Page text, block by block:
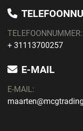
TELEFOONNUMMER:
+ 31113700257
E-MAIL
E-MAIL: